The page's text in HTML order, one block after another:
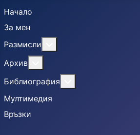
Начало
За мен
Размисли
Архив
Библиография
Мултимедия
Връзки